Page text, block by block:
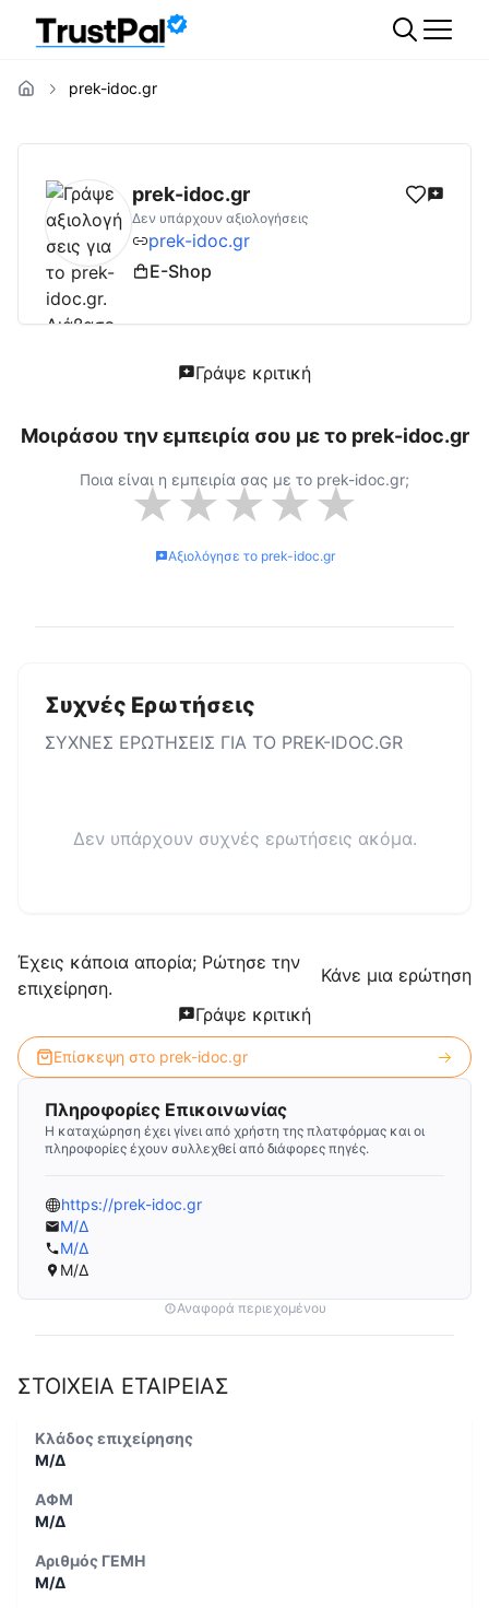
prek-idoc.gr
prek-idoc.grΑξιολογήσεις | Δες
prek-idoc.gr
Δεν υπάρχουν αξιολογήσεις
prek-idoc.gr
E-Shop
Γράψε κριτική
Μοιράσου την εμπειρία σου με το prek-idoc.gr
Ποια είναι η εμπειρία σας με το prek-idoc.gr;
★★★★★
Αξιολόγησε το prek-idoc.gr
Συχνές Ερωτήσεις
ΣΥΧΝΕΣ ΕΡΩΤΗΣΕΙΣ ΓΙΑ ΤΟ PREK-IDOC.GR
Δεν υπάρχουν συχνές ερωτήσεις ακόμα.
Έχεις κάποια απορία; Ρώτησε την
επιχείρηση.
Κάνε μια ερώτηση
Γράψε κριτική
Επίσκεψη στο prek-idoc.gr
Πληροφορίες Επικοινωνίας
Η καταχώρηση έχει γίνει από χρήστη της πλατφόρμας και οι
πληροφορίες έχουν συλλεχθεί από διάφορες πηγές.
https://prek-idoc.gr
Μ/Δ
Μ/Δ
Μ/Δ
Αναφορά περιεχομένου
ΣΤΟΙΧΕΙΑ ΕΤΑΙΡΕΙΑΣ
Κλάδος επιχείρησης
Μ/Δ
ΑΦΜ
Μ/Δ
Αριθμός ΓΕΜΗ
Μ/Δ